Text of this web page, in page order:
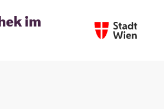
im